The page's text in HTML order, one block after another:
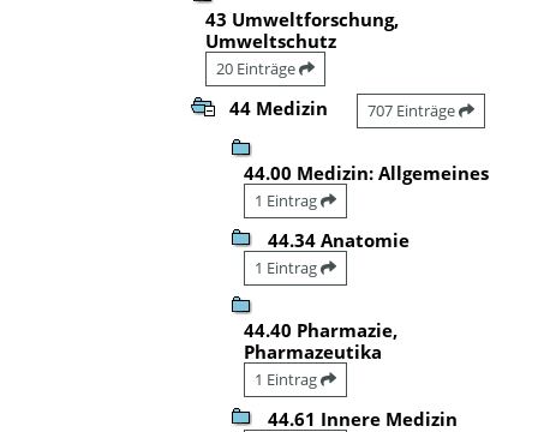
43 Umweltforschung,
Umweltschutz
20 Einträge
44 Medizin 707 Einträge
44.00 Medizin: Allgemeines
1 Eintrag
44.34 Anatomie
1 Eintrag
44.40 Pharmazie,
Pharmazeutika
1 Eintrag
44.61 Innere Medizin